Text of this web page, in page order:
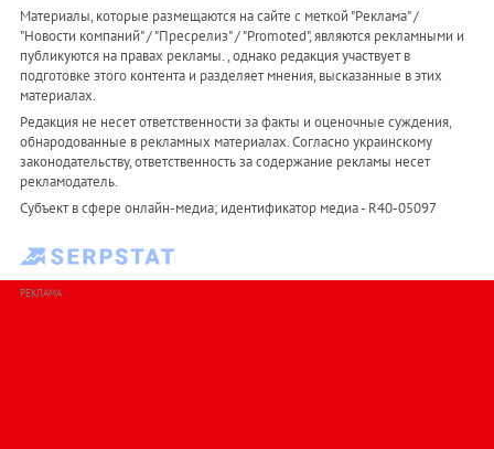
Материалы, которые размещаются на сайте с меткой "Реклама" /
"Новости компаний" / "Пресрелиз" / "Promoted", являются рекламными и
публикуются на правах рекламы. , однако редакция участвует в
подготовке этого контента и разделяет мнения, высказанные в этих
материалах.
Редакция не несет ответственности за факты и оценочные суждения,
обнародованные в рекламных материалах. Согласно украинскому
законодательству, ответственность за содержание рекламы несет
рекламодатель.
Субъект в сфере онлайн-медиа; идентификатор медиа - R40-05097
РЕКЛАМА